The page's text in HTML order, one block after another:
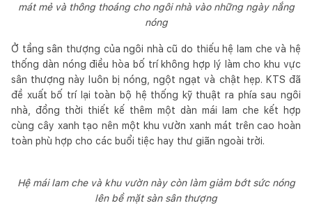
mát mẻ và thông thoáng cho ngôi nhà vào những ngày nắng
nóng
Ở tầng sân thượng của ngôi nhà cũ do thiếu hệ lam che và hệ
thống dàn nóng điều hòa bố trí không hợp lý làm cho khu vực
sân thượng này luôn bị nóng, ngột ngạt và chật hẹp. KTS đã
đề xuất bố trí lại toàn bộ hệ thống kỹ thuật ra phía sau ngôi
nhà, đồng thời thiết kế thêm một dàn mái lam che kết hợp
cùng cây xanh tạo nên một khu vườn xanh mát trên cao hoàn
toàn phù hợp cho các buổi tiệc hay thư giãn ngoài trời.
Hệ mái lam che và khu vườn này còn làm giảm bớt sức nóng
lên bề mặt sàn sân thượng